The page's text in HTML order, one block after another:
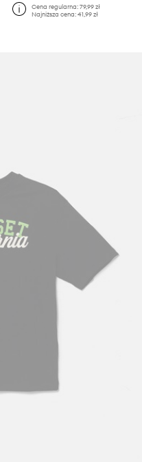
Cena regularna: 79,99 zł
Najniższa cena: 41,99 zł